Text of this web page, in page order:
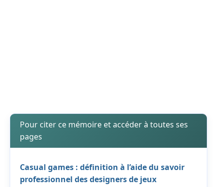
Pour citer ce mémoire et accéder à toutes ses
pages
Casual games : définition à l’aide du savoir
professionnel des designers de jeux